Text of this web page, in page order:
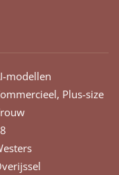
modellen
Plus-size